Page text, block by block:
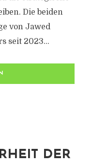
Die beiden
von Jawed
seit 2023...
DER